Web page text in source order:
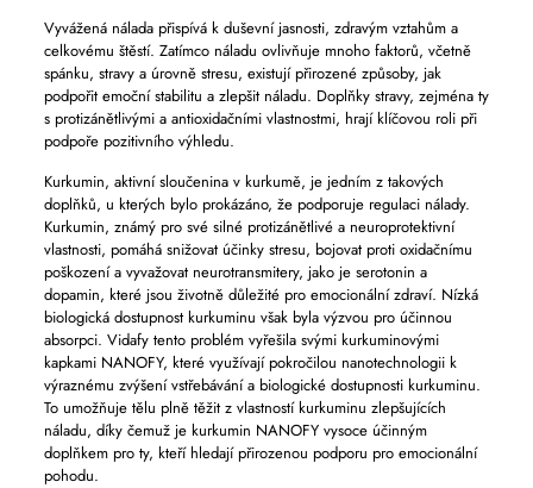
Vyvážená nálada přispívá k duševní jasnosti, zdravým vztahům a
celkovému štěstí. Zatímco náladu ovlivňuje mnoho faktorů, včetně
spánku, stravy a úrovně stresu, existují přirozené způsoby, jak
podpořit emoční stabilitu a zlepšit náladu. Doplňky stravy, zejména ty
s protizánětlivými a antioxidačními vlastnostmi, hrají klíčovou roli při
podpoře pozitivního výhledu.
Kurkumin, aktivní sloučenina v kurkumě, je jedním z takových
doplňků, u kterých bylo prokázáno, že podporuje regulaci nálady.
Kurkumin, známý pro své silné protizánětlivé a neuroprotektivní
vlastnosti, pomáhá snižovat účinky stresu, bojovat proti oxidačnímu
poškození a vyvažovat neurotransmitery, jako je serotonin a
dopamin, které jsou životně důležité pro emocionální zdraví. Nízká
biologická dostupnost kurkuminu však byla výzvou pro účinnou
absorpci. Vidafy tento problém vyřešila svými kurkuminovými
kapkami NANOFY, které využívají pokročilou nanotechnologii k
výraznému zvýšení vstřebávání a biologické dostupnosti kurkuminu.
To umožňuje tělu plně těžit z vlastností kurkuminu zlepšujících
náladu, díky čemuž je kurkumin NANOFY vysoce účinným
doplňkem pro ty, kteří hledají přirozenou podporu pro emocionální
pohodu.